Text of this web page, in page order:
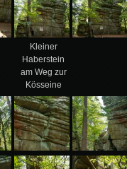
Kleiner
Haberstein
am Weg zur
Kösseine